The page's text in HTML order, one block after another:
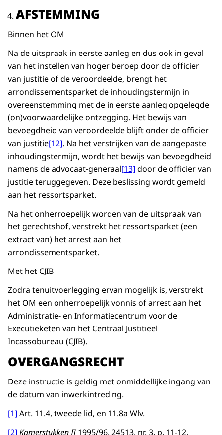
AFSTEMMING
Binnen het OM
Na de uitspraak in eerste aanleg en dus ook in geval
van het instellen van hoger beroep door de officier
van justitie of de veroordeelde, brengt het
arrondissementsparket de inhoudingstermijn in
overeenstemming met de in eerste aanleg opgelegde
(on)voorwaardelijke ontzegging. Het bewijs van
bevoegdheid van veroordeelde blijft onder de officier
van justitie[12]. Na het verstrijken van de aangepaste
inhoudingstermijn, wordt het bewijs van bevoegdheid
namens de advocaat-generaal[13] door de officier van
justitie teruggegeven. Deze beslissing wordt gemeld
aan het ressortsparket.
Na het onherroepelijk worden van de uitspraak van
het gerechtshof, verstrekt het ressortsparket (een
extract van) het arrest aan het
arrondissementsparket.
Met het CJIB
Zodra tenuitvoerlegging ervan mogelijk is, verstrekt
het OM een onherroepelijk vonnis of arrest aan het
Administratie- en Informatiecentrum voor de
Executieketen van het Centraal Justitieel
Incassobureau (CJIB).
OVERGANGSRECHT
Deze instructie is geldig met onmiddellijke ingang van
de datum van inwerkintreding.
[1] Art. 11.4, tweede lid, en 11.8a Wlv.
[2] Kamerstukken II1995/96, 24513, nr. 3, p. 11-12.